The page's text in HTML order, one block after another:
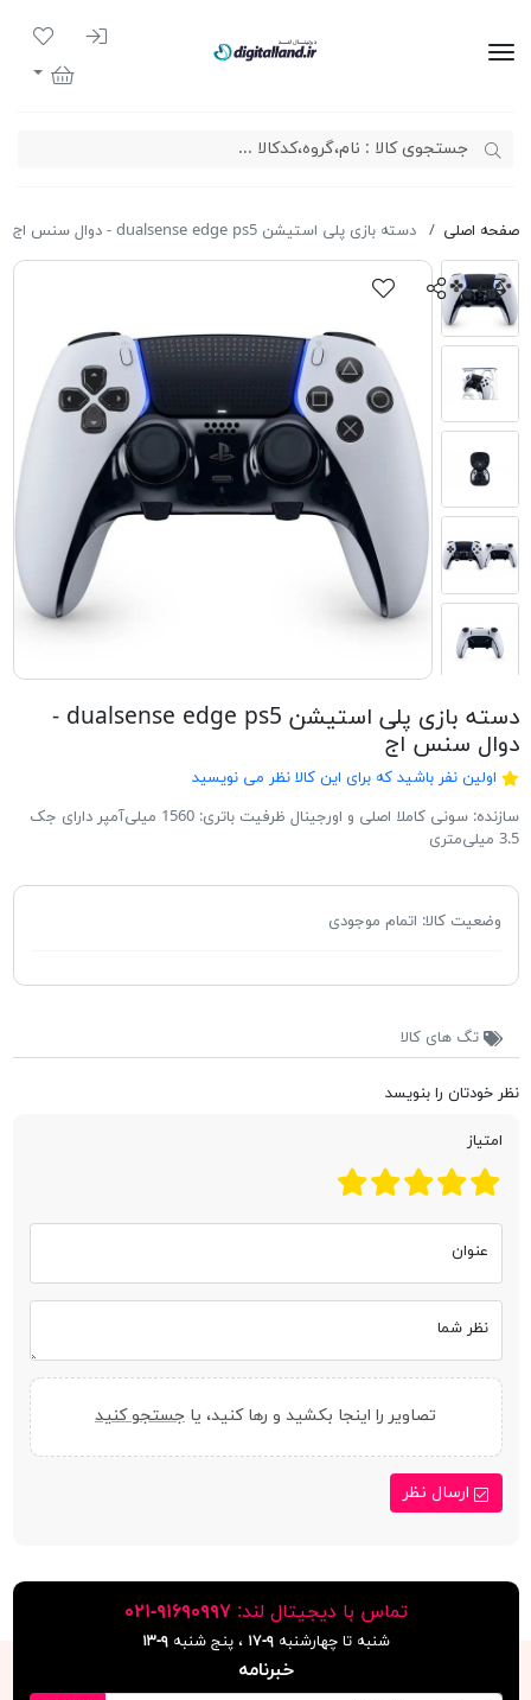
ورود به
لیست
سبد خرید
صفحه اصلی دسته بازی پلی استیشن dualsense edge ps5 - دوال سنس اج
دسته بازی پلی استیشن dualsense edge ps5 -
دوال سنس اج
اولین نفر باشید که برای این کالا نظر می نویسید
سازنده: سونی کاملا اصلی و اورجینال ظرفیت باتری: 1560 میلی‌آمپر دارای جک
3.5 میلی‌متری
وضعیت کالا: اتمام موجودی
تگ های کالا
نظر خودتان را بنویسد
امتیاز
عنوان
نظر شما
تصاویر را اینجا بکشید و رها کنید، یا جستجو کنید
ارسال نظر
تماس با دیجیتال لند:٩١۶٩٠٩٩٧-٠٢١
شنبه تا چهارشنبه۹-۱۷ ، پنج شنبه۹-١٣
خبرنامه